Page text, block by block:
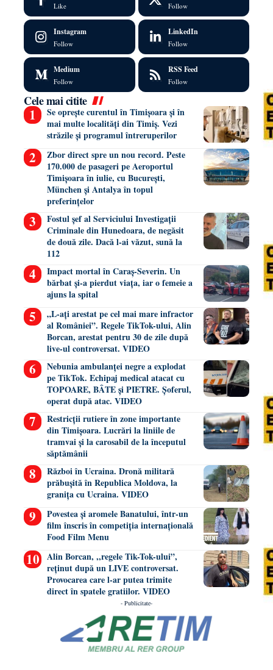
Like Follow
Instagram
Follow
LinkedIn
Follow
Medium
Follow
RSS Feed
Follow
Cele mai citite
Se oprește curentul în Timișoara și în
mai multe localități din Timiș. Vezi
străzile și programul întreruperilor
Zbor direct spre un nou record. Peste
170.000 de pasageri pe Aeroportul
Timișoara în iulie, cu București,
München și Antalya în topul
preferințelor
Fostul șef al Serviciului Investigații
Criminale din Hunedoara, de negăsit
de două zile. Dacă l-ai văzut, sună la
112
Impact mortal în Caraș-Severin. Un
bărbat și-a pierdut viața, iar o femeie a
ajuns la spital
„L-ați arestat pe cel mai mare infractor
al României”. Regele TikTok-ului, Alin
Borcan, arestat pentru 30 de zile după
live-ul controversat. VIDEO
Nebunia ambulanței negre a explodat
pe TikTok. Echipaj medical atacat cu
TOPOARE, BÂTE și PIETRE. Șoferul,
operat după atac. VIDEO
Restricții rutiere în zone importante
din Timișoara. Lucrări la liniile de
tramvai și la carosabil de la începutul
săptămânii
Război în Ucraina. Dronă militară
prăbușită în Republica Moldova, la
granița cu Ucraina. VIDEO
Povestea și aromele Banatului, într-un
film înscris în competiția internațională
Food Film Menu
Alin Borcan, ,,regele Tik-Tok-ului”,
reținut după un LIVE controversat.
Provocarea care l-ar putea trimite
direct în spatele gratiilor. VIDEO
- Publicitate-